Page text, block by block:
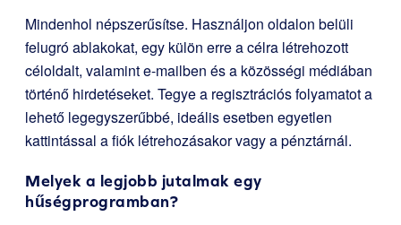
Mindenhol népszerűsítse. Használjon oldalon belüli
felugró ablakokat, egy külön erre a célra létrehozott
céloldalt, valamint e-mailben és a közösségi médiában
történő hirdetéseket. Tegye a regisztrációs folyamatot a
lehető legegyszerűbbé, ideális esetben egyetlen
kattintással a fiók létrehozásakor vagy a pénztárnál.
Melyek a legjobb jutalmak egy
hűségprogramban?